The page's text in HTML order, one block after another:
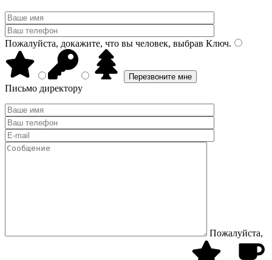
Пожалуйста, докажите, что вы человек, выбрав Ключ.
Письмо директору
Пожалуйста,